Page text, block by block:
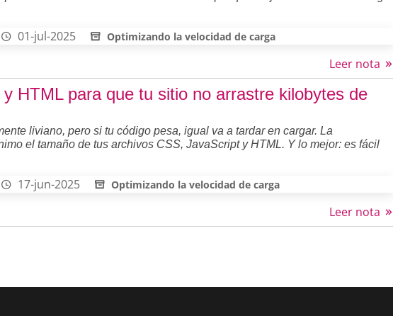
01-jul-2025 Optimizando la velocidad de carga
Leer nota
HTML para que tu sitio no arrastre kilobytes de
liviano, pero si tu código pesa, igual va a tardar en cargar. La
el tamaño de tus archivos CSS, JavaScript y HTML. Y lo mejor: es fácil
17-jun-2025 Optimizando la velocidad de carga
Leer nota